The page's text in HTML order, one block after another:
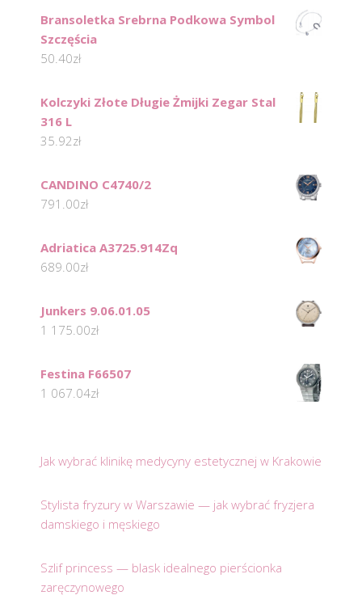
Bransoletka Srebrna Podkowa Symbol
Szczęścia
50.40zł
Kolczyki Złote Długie Żmijki Zegar Stal
316 L
35.92zł
CANDINO C4740/2
791.00zł
Adriatica A3725.914Zq
689.00zł
Junkers 9.06.01.05
1 175.00zł
Festina F66507
1 067.04zł
Jak wybrać klinikę medycyny estetycznej w Krakowie
Stylista fryzury w Warszawie — jak wybrać fryzjera
damskiego i męskiego
Szlif princess — blask idealnego pierścionka
zaręczynowego